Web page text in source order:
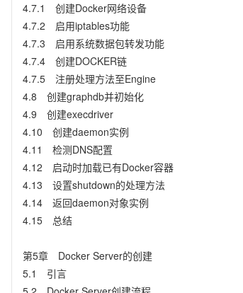
4.7.1 创建Docker网络设备
4.7.2 启用iptables功能
4.7.3 启用系统数据包转发功能
4.7.4 创建DOCKER链
4.7.5 注册处理方法至Engine
4.8 创建graphdb并初始化
4.9 创建execdriver
4.10 创建daemon实例
4.11 检测DNS配置
4.12 启动时加载已有Docker容器
4.13 设置shutdown的处理方法
4.14 返回daemon对象实例
4.15 总结
第5章 Docker Server的创建
5.1 引言